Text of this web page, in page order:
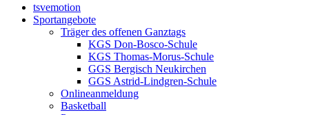
tsvemotion
Sportangebote
Träger des offenen Ganztags
KGS Don-Bosco-Schule
KGS Thomas-Morus-Schule
GGS Bergisch Neukirchen
GGS Astrid-Lindgren-Schule
Onlineanmeldung
Basketball